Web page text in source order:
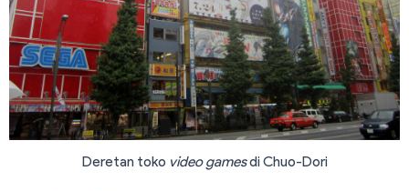
Deretan toko video gamesdi Chuo-Dori